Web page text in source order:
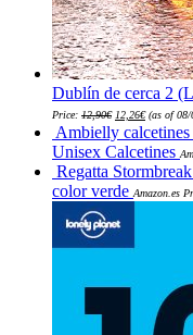
Dublín de cerca 2
Price: 12,90€ precio
original
era:
12,90€.
12,26€precio
actual
es:
12,26€.
(as of 08/
Ambielly
Unisex Calcetines
Regatta
color verde Amazon.es